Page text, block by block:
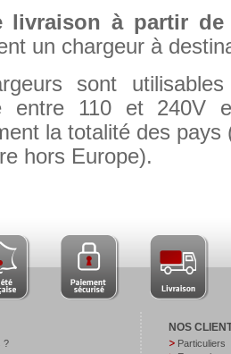
livraison à partir de
un chargeur à
sont
entre 110 et 240V
la totalité des
hors Europe).
?
NOS
Particuliers